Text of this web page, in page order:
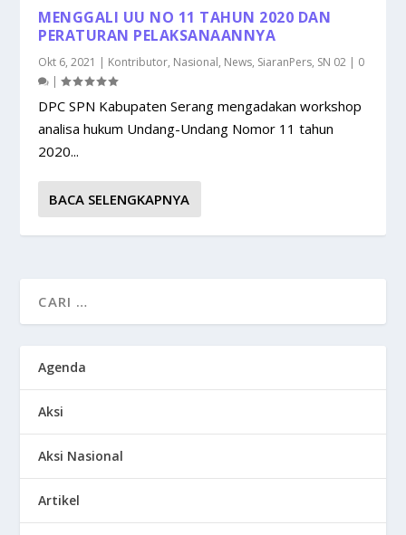
MENGGALI UU NO 11 TAHUN 2020 DAN
PERATURAN PELAKSANAANNYA
Okt 6, 2021 | Kontributor, Nasional, News, SiaranPers, SN 02 | 0
|
DPC SPN Kabupaten Serang mengadakan workshop
analisa hukum Undang-Undang Nomor 11 tahun
2020...
BACA SELENGKAPNYA
Agenda
Aksi
Aksi Nasional
Artikel